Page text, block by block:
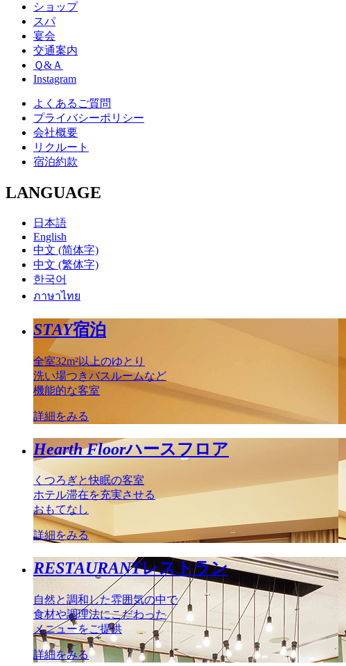
ショップ
スパ
宴会
交通案内
Ｑ&Ａ
Instagram
よくあるご質問
プライバシーポリシー
会社概要
リクルート
宿泊約款
LANGUAGE
日本語
English
中文 (简体字)
中文 (繁体字)
한국어
ภาษาไทย
STAY宿泊
全室32m²以上のゆとり
洗い場つきバスルームなど
機能的な客室
詳細をみる
Hearth Floorハースフロア
くつろぎと快眠の客室
ホテル滞在を充実させる
おもてなし
詳細をみる
RESTAURANTレストラン
自然と調和した雰囲気の中で
食材や調理法にこだわった
メニューをご提供
詳細をみる